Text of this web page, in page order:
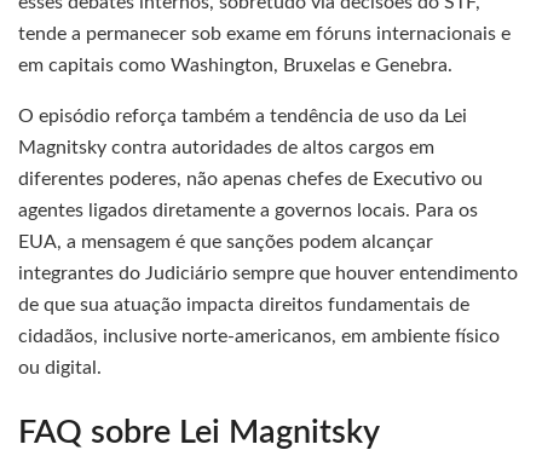
tende a permanecer sob exame em fóruns internacionais e
em capitais como Washington, Bruxelas e Genebra.
O episódio reforça também a tendência de uso da Lei
Magnitsky contra autoridades de altos cargos em
diferentes poderes, não apenas chefes de Executivo ou
agentes ligados diretamente a governos locais. Para os
EUA, a mensagem é que sanções podem alcançar
integrantes do Judiciário sempre que houver entendimento
de que sua atuação impacta direitos fundamentais de
cidadãos, inclusive norte-americanos, em ambiente físico
ou digital.
FAQ sobre Lei Magnitsky